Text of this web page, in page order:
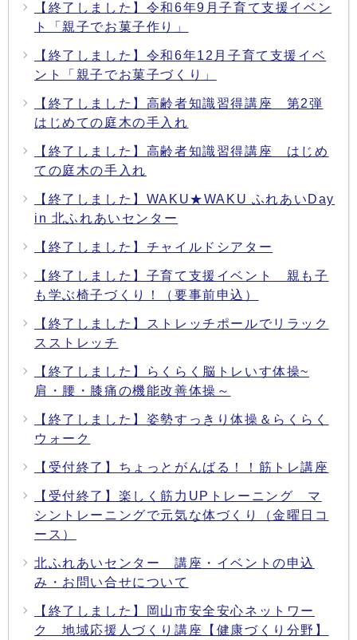
【終了しました】令和6年9月子育て支援イベン
ト「親子でお菓子作り」
【終了しました】令和6年12月子育て支援イベ
ント「親子でお菓子づくり」
【終了しました】高齢者知識習得講座 第2弾
はじめての庭木の手入れ
【終了しました】高齢者知識習得講座 はじめ
ての庭木の手入れ
【終了しました】WAKU★WAKU ふれあいDay
in 北ふれあいセンター
【終了しました】チャイルドシアター
【終了しました】子育て支援イベント 親も子
も学ぶ椅子づくり！（要事前申込）
【終了しました】ストレッチポールでリラック
スストレッチ
【終了しました】らくらく脳トレいす体操~
肩・腰・膝痛の機能改善体操～
【終了しました】姿勢すっきり体操＆らくらく
ウォーク
【受付終了】ちょっとがんばる！！筋トレ講座
【受付終了】楽しく筋力UPトレーニング マ
シントレーニングで元気な体づくり（金曜日コ
ース）
北ふれあいセンター 講座・イベントの申込
み・お問い合せについて
【終了しました】岡山市安全安心ネットワー
ク 地域応援人づくり講座【健康づくり分野】